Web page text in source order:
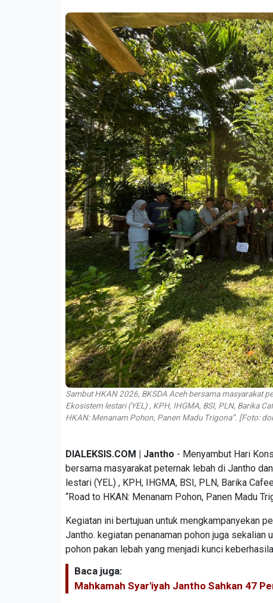
Sambut HKAN 2026, BKSDA Aceh bersama masyarakat
Ekosistem lestari (YEL) , KPH, IHGMA, BSI, PLN, Barika
HKAN: Menanam Pohon, Panen Madu Trigona”. [Foto:
DIALEKSIS.COM | Jantho - Menyambut Hari
bersama masyarakat peternak lebah di Jantho
lestari (YEL) , KPH, IHGMA, BSI, PLN, Barika
“Road to HKAN: Menanam Pohon, Panen Madu
Kegiatan ini bertujuan untuk mengkampanyekan
Jantho. kegiatan penanaman pohon juga sekalian
pohon pakan lebah yang menjadi kunci
Baca juga:
Mahkamah Syar'iyah Jantho Sahkan 47